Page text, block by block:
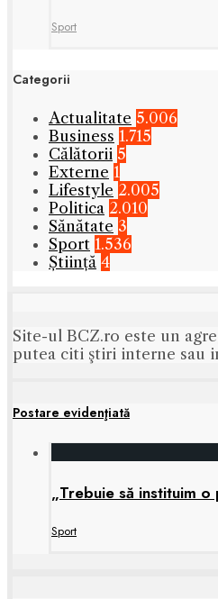
Sport
Categorii
Actualitate 5.006
Business 1.715
Călătorii 5
Externe 1
Lifestyle 2.005
Politica 2.010
Sănătate 3
Sport 1.536
Știință 4
Site-ul BCZ.ro este un
putea citi ştiri interne sau
Postare evidenţiată
„Trebuie să instituim o
Sport